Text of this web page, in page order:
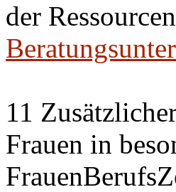
der Ressourcen
11
Frauen in